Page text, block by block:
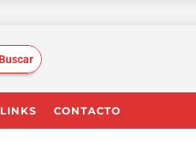
LINKS CONTACTO